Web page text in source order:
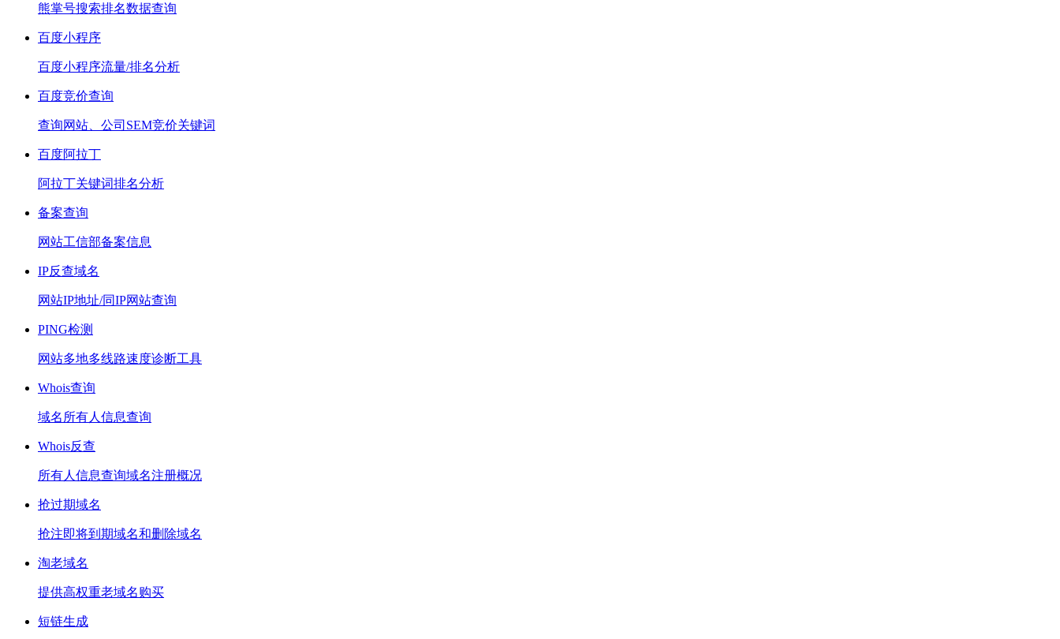
熊掌号搜索排名数据查询
百度小程序
百度小程序流量/排名分析
百度竞价查询
查询网站、公司SEM竞价关键词
百度阿拉丁
阿拉丁关键词排名分析
备案查询
网站工信部备案信息
IP反查域名
网站IP地址/同IP网站查询
PING检测
网站多地多线路速度诊断工具
Whois查询
域名所有人信息查询
Whois反查
所有人信息查询域名注册概况
抢过期域名
抢注即将到期域名和删除域名
淘老域名
提供高权重老域名购买
短链生成